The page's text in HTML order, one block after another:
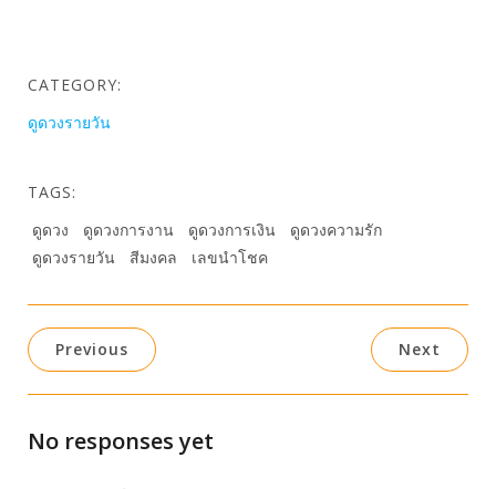
CATEGORY:
ดูดวงรายวัน
TAGS:
ดูดวง
ดูดวงการงาน ดูดวงการเงิน
ดูดวงความรัก
ดูดวงรายวัน
สีมงคล เลขนำโชค
Previous Next
No responses yet